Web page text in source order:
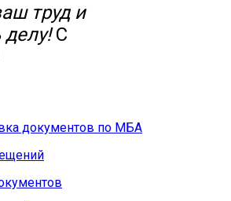
труд и
делу!С
документов по МБА